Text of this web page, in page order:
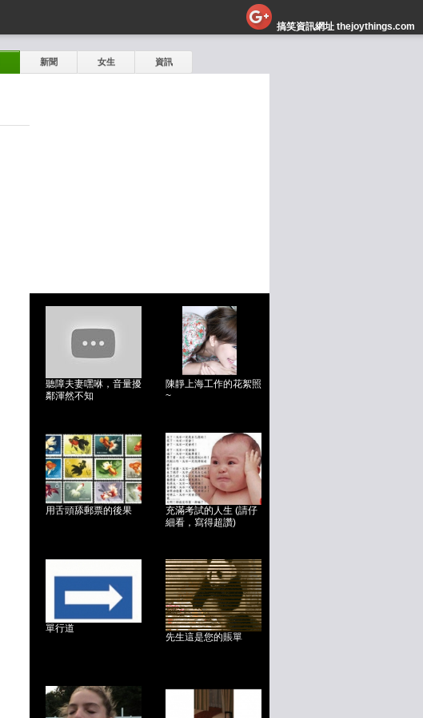
搞笑資訊網址 thejoythings.com
新聞 女生 資訊
聽障夫妻嘿咻，音量擾
鄰渾然不知
陳靜上海工作的花絮照
~
用舌頭舔郵票的後果
充滿考試的人生 (請仔
細看，寫得超讚)
單行道
先生這是您的賬單